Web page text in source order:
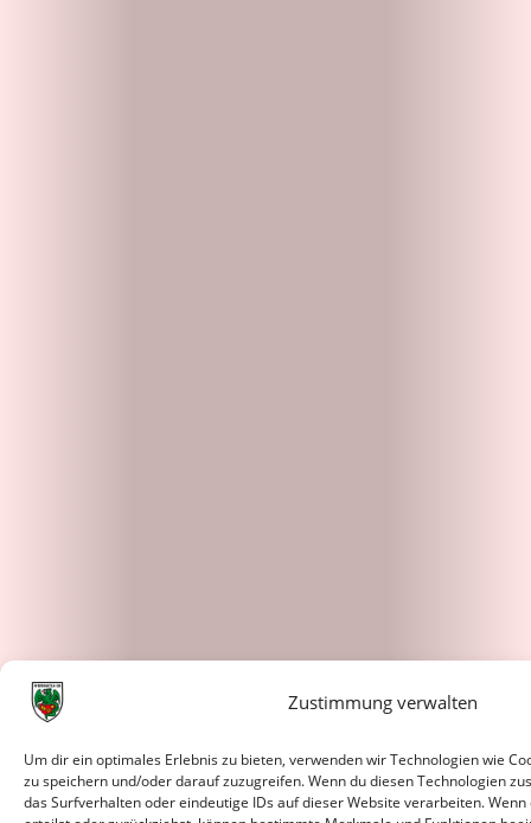
Zustimmung verwalten
Um dir ein optimales Erlebnis zu bieten, verwenden wir Technologien wie
zu speichern und/oder darauf zuzugreifen. Wenn du diesen Technologien
das Surfverhalten oder eindeutige IDs auf dieser Website verarbeiten.